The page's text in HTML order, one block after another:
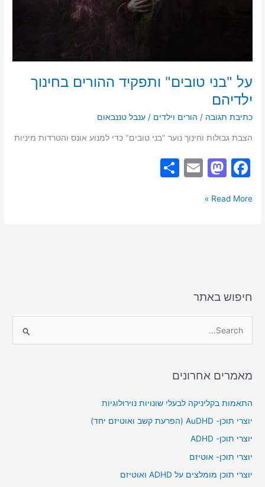
על "בני טובים" ותפקיד ההורים בחינוך
ילדיהם
כתיבת תגובה / הורים וילדים /ענבל טננבאום
הצבת גבולות וחינוך נוער "בני טובים" כדי למנוע אונס והטרדות מיניות
F
c
k
M
st
E
Read More »
חיפוש באתר
r
o
r
:
מאמרים אחרונים
התאמות בקליניקה לבעלי שונויות נוירולוגיות
יוצרי תוכן- AuDHD (הפרעת קשב ואוטיזם יחד)
יוצרי תוכן- ADHD
יוצרי תוכן- אוטיזם
יוצרי תוכן מומלצים על ADHD ואוטיזם